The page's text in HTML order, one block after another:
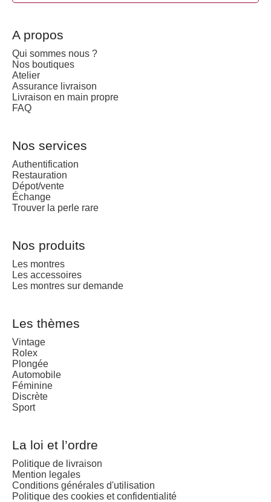
A propos
Qui sommes nous ?
Nos boutiques
Atelier
Assurance livraison
Livraison en main propre
FAQ
Nos services
Authentification
Restauration
Dépot/vente
Échange
Trouver la perle rare
Nos produits
Les montres
Les accessoires
Les montres sur demande
Les thèmes
Vintage
Rolex
Plongée
Automobile
Féminine
Discrète
Sport
La loi et l’ordre
Politique de livraison
Mention legales
Conditions générales d'utilisation
Politique des cookies et confidentialité